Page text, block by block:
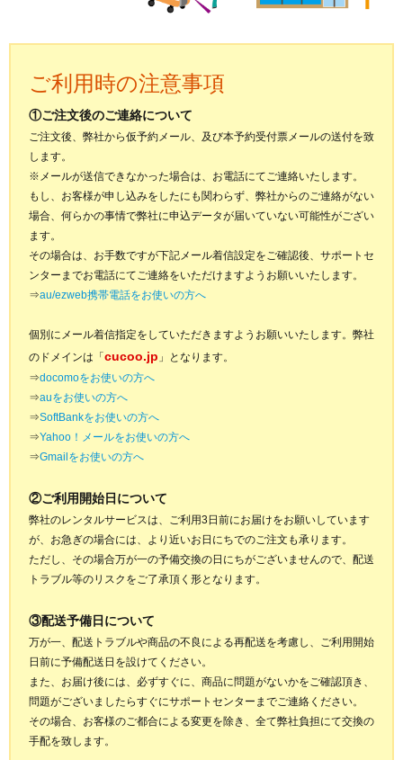
ご利用時の注意事項
①ご注文後のご連絡について
ご注文後、弊社から仮予約メール、及び本予約受付票メールの送付を致
します。
※メールが送信できなかった場合は、お電話にてご連絡いたします。
もし、お客様が申し込みをしたにも関わらず、弊社からのご連絡がない
場合、何らかの事情で弊社に申込データが届いていない可能性がござい
ます。
その場合は、お手数ですが下記メール着信設定をご確認後、サポートセ
ンターまでお電話にてご連絡をいただけますようお願いいたします。
⇒au/ezweb携帯電話をお使いの方へ
個別にメール着信指定をしていただきますようお願いいたします。弊社
のドメインは「cucoo.jp 」となります。
⇒docomoをお使いの方へ
⇒auをお使いの方へ
⇒SoftBankをお使いの方へ
⇒Yahoo！メールをお使いの方へ
⇒Gmailをお使いの方へ
②ご利用開始日について
弊社のレンタルサービスは、ご利用3日前にお届けをお願いしています
が、お急ぎの場合には、より近いお日にちでのご注文も承ります。
ただし、その場合万が一の予備交換の日にちがございませんので、配送
トラブル等のリスクをご了承頂く形となります。
③配送予備日について
万が一、配送トラブルや商品の不良による再配送を考慮し、ご利用開始
日前に予備配送日を設けてください。
また、お届け後には、必ずすぐに、商品に問題がないかをご確認頂き、
問題がございましたらすぐにサポートセンターまでご連絡ください。
その場合、お客様のご都合による変更を除き、全て弊社負担にて交換の
手配を致します。